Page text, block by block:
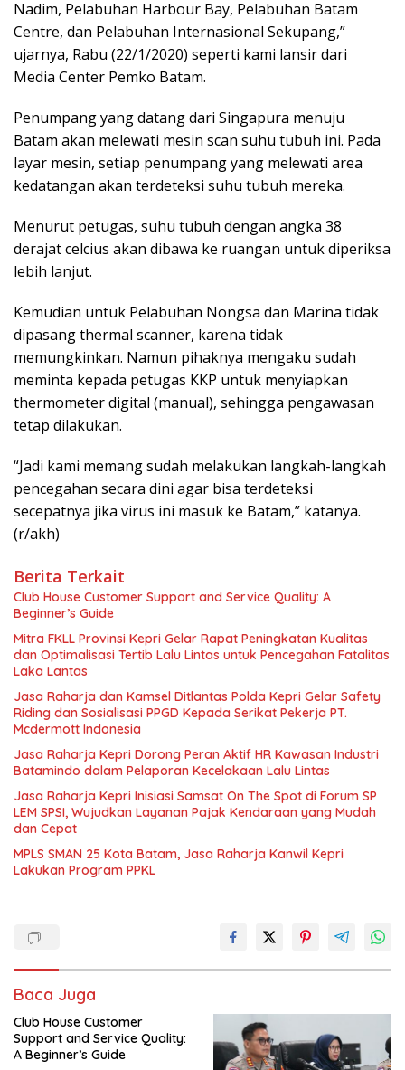
Nadim, Pelabuhan Harbour Bay, Pelabuhan Batam
Centre, dan Pelabuhan Internasional Sekupang,”
ujarnya, Rabu (22/1/2020) seperti kami lansir dari
Media Center Pemko Batam.
Penumpang yang datang dari Singapura menuju
Batam akan melewati mesin scan suhu tubuh ini. Pada
layar mesin, setiap penumpang yang melewati area
kedatangan akan terdeteksi suhu tubuh mereka.
Menurut petugas, suhu tubuh dengan angka 38
derajat celcius akan dibawa ke ruangan untuk diperiksa
lebih lanjut.
Kemudian untuk Pelabuhan Nongsa dan Marina tidak
dipasang thermal scanner, karena tidak
memungkinkan. Namun pihaknya mengaku sudah
meminta kepada petugas KKP untuk menyiapkan
thermometer digital (manual), sehingga pengawasan
tetap dilakukan.
“Jadi kami memang sudah melakukan langkah-langkah
pencegahan secara dini agar bisa terdeteksi
secepatnya jika virus ini masuk ke Batam,” katanya.
(r/akh)
Berita Terkait
Club House Customer Support and Service Quality: A
Beginner’s Guide
Mitra FKLL Provinsi Kepri Gelar Rapat Peningkatan Kualitas
dan Optimalisasi Tertib Lalu Lintas untuk Pencegahan Fatalitas
Laka Lantas
Jasa Raharja dan Kamsel Ditlantas Polda Kepri Gelar Safety
Riding dan Sosialisasi PPGD Kepada Serikat Pekerja PT.
Mcdermott Indonesia
Jasa Raharja Kepri Dorong Peran Aktif HR Kawasan Industri
Batamindo dalam Pelaporan Kecelakaan Lalu Lintas
Jasa Raharja Kepri Inisiasi Samsat On The Spot di Forum SP
LEM SPSI, Wujudkan Layanan Pajak Kendaraan yang Mudah
dan Cepat
MPLS SMAN 25 Kota Batam, Jasa Raharja Kanwil Kepri
Lakukan Program PPKL
Baca Juga
Club House Customer
Support and Service Quality:
A Beginner’s Guide